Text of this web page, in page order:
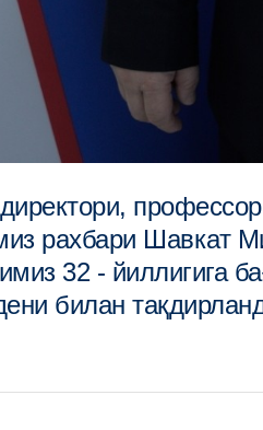
рахбари Шавкат
32 - йиллигига
билан